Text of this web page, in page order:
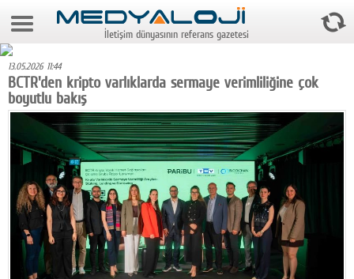
8 Ağustos 2026 14:14:22
Foto Galeri
Video Galeri
Gazeteler
Medya
Reyting-tiraj
Teknoloji
Televizyon
İletişim dünyasının referans gazetesi
13.05.2026 11:44
BCTR'den kripto varlıklarda sermaye verimliliğine çok
boyutlu bakış